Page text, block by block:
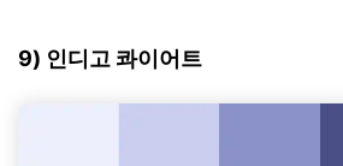
9) 인디고 콰이어트